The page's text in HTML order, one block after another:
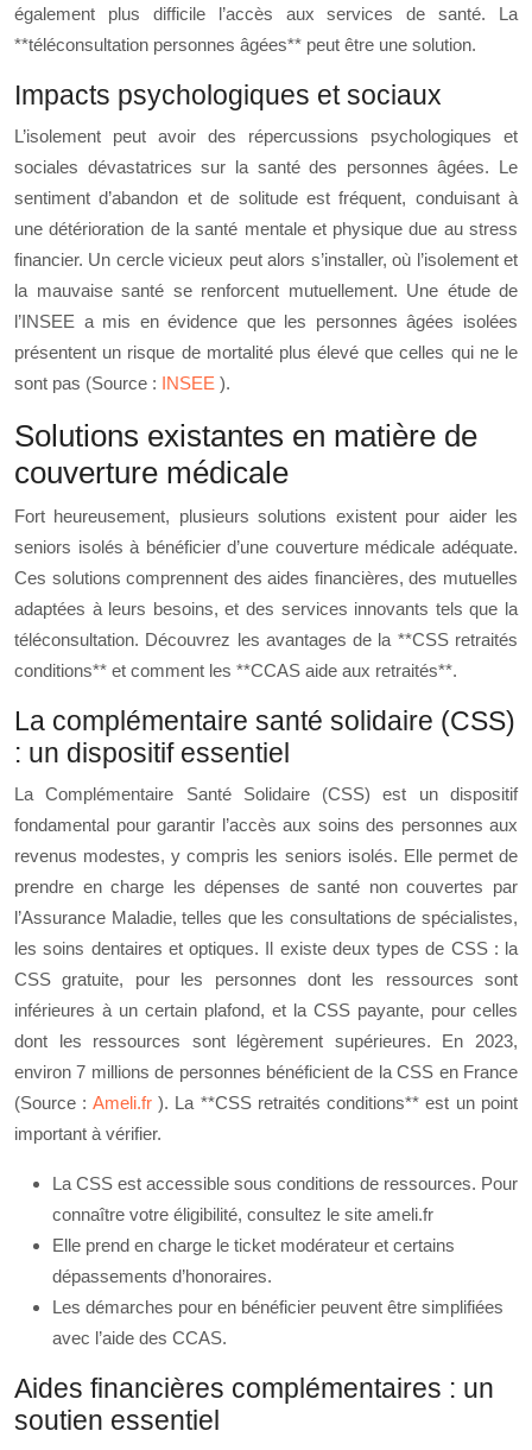
également plus difficile l’accès aux services de santé. La
**téléconsultation personnes âgées** peut être une solution.
Impacts psychologiques et sociaux
L’isolement peut avoir des répercussions psychologiques et
sociales dévastatrices sur la santé des personnes âgées. Le
sentiment d’abandon et de solitude est fréquent, conduisant à
une détérioration de la santé mentale et physique due au stress
financier. Un cercle vicieux peut alors s’installer, où l’isolement et
la mauvaise santé se renforcent mutuellement. Une étude de
l’INSEE a mis en évidence que les personnes âgées isolées
présentent un risque de mortalité plus élevé que celles qui ne le
sont pas (Source : INSEE ).
Solutions existantes en matière de
couverture médicale
Fort heureusement, plusieurs solutions existent pour aider les
seniors isolés à bénéficier d’une couverture médicale adéquate.
Ces solutions comprennent des aides financières, des mutuelles
adaptées à leurs besoins, et des services innovants tels que la
téléconsultation. Découvrez les avantages de la **CSS retraités
conditions** et comment les **CCAS aide aux retraités**.
La complémentaire santé solidaire (CSS)
: un dispositif essentiel
La Complémentaire Santé Solidaire (CSS) est un dispositif
fondamental pour garantir l’accès aux soins des personnes aux
revenus modestes, y compris les seniors isolés. Elle permet de
prendre en charge les dépenses de santé non couvertes par
l’Assurance Maladie, telles que les consultations de spécialistes,
les soins dentaires et optiques. Il existe deux types de CSS : la
CSS gratuite, pour les personnes dont les ressources sont
inférieures à un certain plafond, et la CSS payante, pour celles
dont les ressources sont légèrement supérieures. En 2023,
environ 7 millions de personnes bénéficient de la CSS en France
(Source : Ameli.fr ). La **CSS retraités conditions** est un point
important à vérifier.
La CSS est accessible sous conditions de ressources. Pour
connaître votre éligibilité, consultez le site ameli.fr
Elle prend en charge le ticket modérateur et certains
dépassements d’honoraires.
Les démarches pour en bénéficier peuvent être simplifiées
avec l’aide des CCAS.
Aides financières complémentaires : un
soutien essentiel